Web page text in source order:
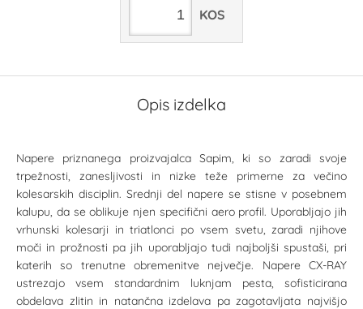
KOS
Opis izdelka
Napere priznanega proizvajalca Sapim, ki so zaradi svoje
trpežnosti, zanesljivosti in nizke teže primerne za večino
kolesarskih disciplin. Srednji del napere se stisne v posebnem
kalupu, da se oblikuje njen specifični aero profil. Uporabljajo jih
vrhunski kolesarji in triatlonci po vsem svetu, zaradi njihove
moči in prožnosti pa jih uporabljajo tudi najboljši spustaši, pri
katerih so trenutne obremenitve nejvečje. Napere CX-RAY
ustrezajo vsem standardnim luknjam pesta, sofisticirana
obdelava zlitin in natančna izdelava pa zagotavljata najvišjo